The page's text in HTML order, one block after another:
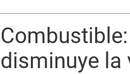
disminuye la